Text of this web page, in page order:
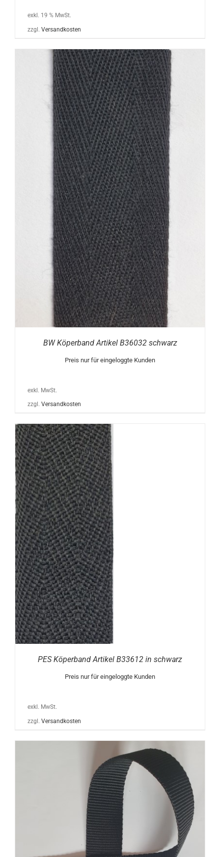
exkl. 19 % MwSt.
zzgl. Versandkosten
BW Köperband Artikel B36032 schwarz
Preis nur für eingeloggte Kunden
exkl. MwSt.
zzgl. Versandkosten
PES Köperband Artikel B33612 in schwarz
Preis nur für eingeloggte Kunden
exkl. MwSt.
zzgl. Versandkosten